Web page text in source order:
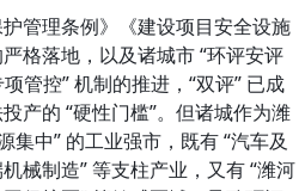
环评
污许可
环保验收
应急预案
管理条例》《建设项目安全设施
格落地，以及诸城市 “环评安评
管控” 机制的推进，“双评” 已成
产的 “硬性门槛”。但诸城作为潍
集中” 的工业强市，既有 “汽车及
械制造” 等支柱产业，又有 “潍河